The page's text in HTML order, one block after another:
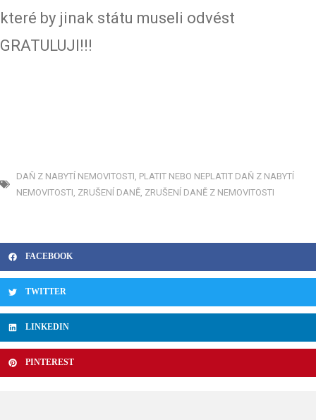
které by jinak státu museli odvést
GRATULUJI!!!
DAŇ Z NABYTÍ NEMOVITOSTI PLATIT NEBO NEPLATIT DAŇ Z NABYTÍ
NEMOVITOSTI ZRUŠENÍ DANĚ ZRUŠENÍ DANĚ Z NEMOVITOSTI
FACEBOOK
TWITTER
LINKEDIN
PINTEREST